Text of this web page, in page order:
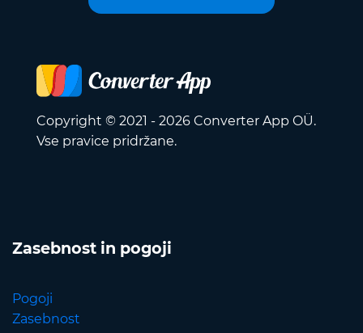
Copyright © 2021 - 2026 Converter App OÜ.
Vse pravice pridržane.
Zasebnost in pogoji
Pogoji
Zasebnost